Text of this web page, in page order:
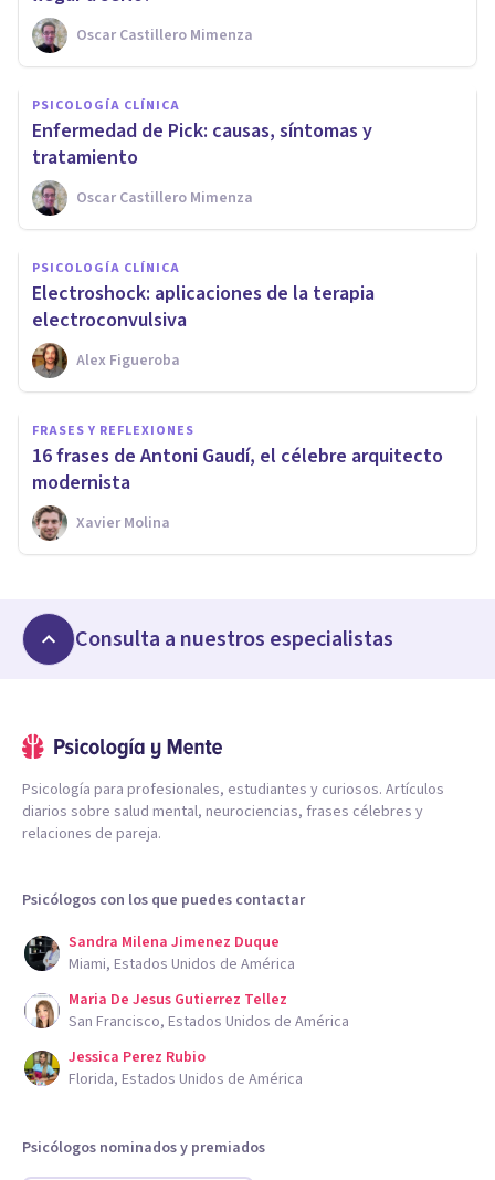
Oscar Castillero Mimenza
PSICOLOGÍA CLÍNICA
Enfermedad de Pick: causas, síntomas y
tratamiento
Oscar Castillero Mimenza
PSICOLOGÍA CLÍNICA
Electroshock: aplicaciones de la terapia
electroconvulsiva
Alex Figueroba
FRASES Y REFLEXIONES
16 frases de Antoni Gaudí, el célebre arquitecto
modernista
Xavier Molina
Consulta a nuestros especialistas
Psicología para profesionales, estudiantes y curiosos. Artículos
diarios sobre salud mental, neurociencias, frases célebres y
relaciones de pareja.
Psicólogos con los que puedes contactar
Sandra Milena Jimenez Duque
Miami, Estados Unidos de América
Maria De Jesus Gutierrez Tellez
San Francisco, Estados Unidos de América
Jessica Perez Rubio
Florida, Estados Unidos de América
Psicólogos nominados y premiados